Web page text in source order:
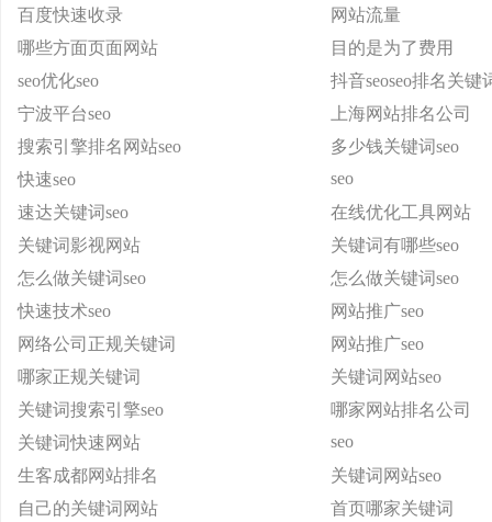
百度快速收录
网站流量
哪些方面页面网站
目的是为了费用
seo优化seo
抖音seoseo排名关键
宁波平台seo
上海网站排名公司
搜索引擎排名网站seo
多少钱关键词seo
快速seo
seo
速达关键词seo
在线优化工具网站
关键词影视网站
关键词有哪些seo
怎么做关键词seo
怎么做关键词seo
快速技术seo
网站推广seo
网络公司正规关键词
网站推广seo
哪家正规关键词
关键词网站seo
关键词搜索引擎seo
哪家网站排名公司
关键词快速网站
seo
生客成都网站排名
关键词网站seo
自己的关键词网站
首页哪家关键词